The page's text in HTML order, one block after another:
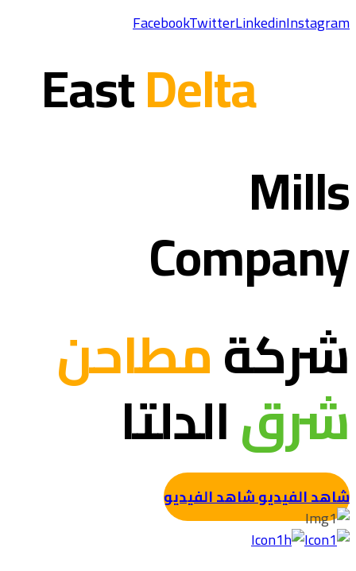
FacebookTwitterLinkedinInstagram
Delta
Mills
Company
شركةمطاحن
شرقالدلتا
شاهد الفيديوشاهد الفيديو